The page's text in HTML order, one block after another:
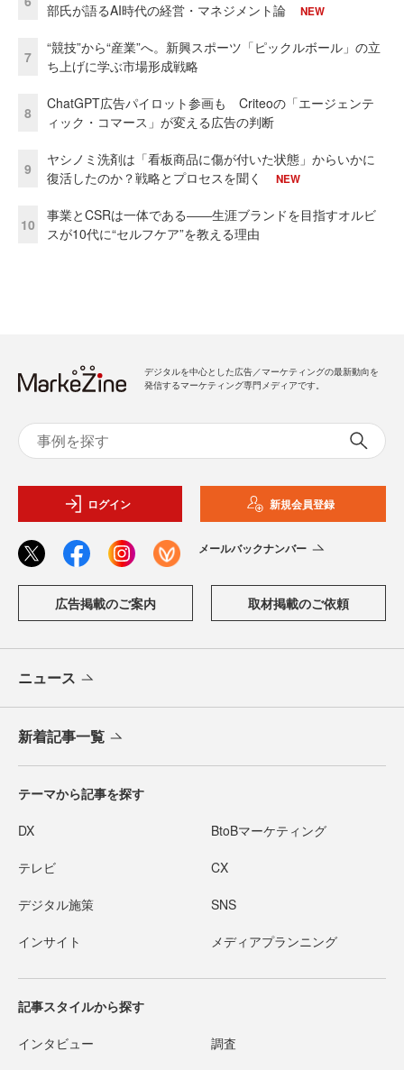
部氏が語るAI時代の経営・マネジメント論
NEW
7
“競技”から“産業”へ。新興スポーツ「ピックルボール」の立
ち上げに学ぶ市場形成戦略
8
ChatGPT広告パイロット参画も Criteoの「エージェンテ
ィック・コマース」が変える広告の判断
9
ヤシノミ洗剤は「看板商品に傷が付いた状態」からいかに
復活したのか？戦略とプロセスを聞く
NEW
10
事業とCSRは一体である――生涯ブランドを目指すオルビ
スが10代に“セルフケア”を教える理由
デジタルを中心とした広告／マーケティングの最新動向を
発信するマーケティング専門メディアです。
ログイン 新規会員登録
メールバックナンバー
広告掲載のご案内 取材掲載のご依頼
ニュース
新着記事一覧
テーマから記事を探す
DX BtoBマーケティング
テレビ CX
デジタル施策 SNS
インサイト メディアプランニング
記事スタイルから探す
インタビュー 調査